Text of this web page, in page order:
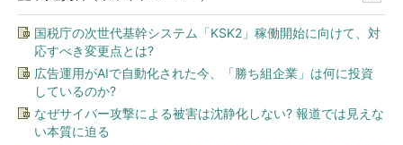
国税庁の次世代基幹システム「KSK2」稼働開始に向けて、対
応すべき変更点とは?
広告運用がAIで自動化された今、「勝ち組企業」は何に投資
しているのか?
なぜサイバー攻撃による被害は沈静化しない? 報道では見えな
い本質に迫る